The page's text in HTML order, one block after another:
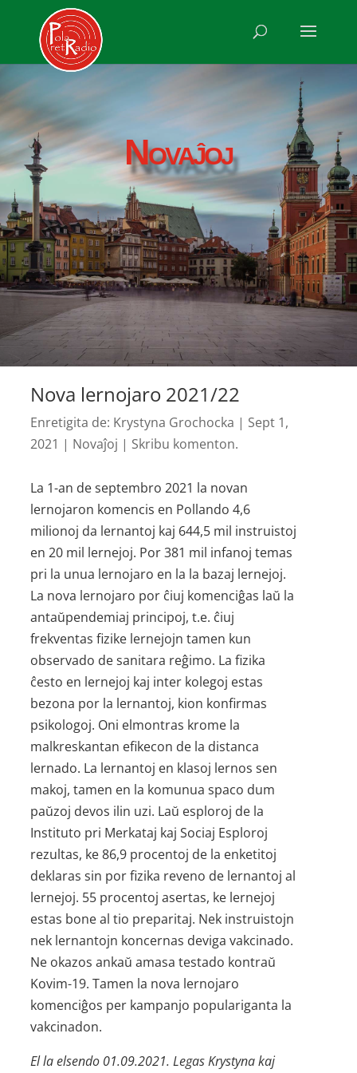
Novaĵoj
Nova lernojaro 2021/22
Enretigita de: Krystyna Grochocka | Sept 1,
2021 | Novaĵoj | Skribu komenton.
La 1-an de septembro 2021 la novan
lernojaron komencis en Pollando 4,6
milionoj da lernantoj kaj 644,5 mil instruistoj
en 20 mil lernejoj. Por 381 mil infanoj temas
pri la unua lernojaro en la la bazaj lernejoj.
La nova lernojaro por ĉiuj komenciĝas laŭ la
antaŭpendemiaj principoj, t.e. ĉiuj
frekventas fizike lernejojn tamen kun
observado de sanitara reĝimo. La fizika
ĉesto en lernejoj kaj inter kolegoj estas
bezona por la lernantoj, kion konfirmas
psikologoj. Oni elmontras krome la
malkreskantan efikecon de la distanca
lernado. La lernantoj en klasoj lernos sen
makoj, tamen en la komunua spaco dum
paŭzoj devos ilin uzi. Laŭ esploroj de la
Instituto pri Merkataj kaj Sociaj Esploroj
rezultas, ke 86,9 procentoj de la enketitoj
deklaras sin por fizika reveno de lernantoj al
lernejoj. 55 procentoj asertas, ke lernejoj
estas bone al tio preparitaj. Nek instruistojn
nek lernantojn koncernas deviga vakcinado.
Ne okazos ankaŭ amasa testado kontraŭ
Kovim-19. Tamen la nova lernojaro
komenciĝos per kampanjo populariganta la
vakcinadon.
El la elsendo 01.09.2021. Legas Krystyna kaj